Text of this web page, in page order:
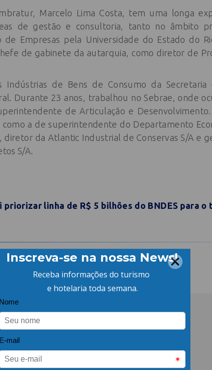
Marcelo Lima Costa, tem uma longa
de gestão e consultoria, tanto no âmbito
de Empresas pela Universidade do Estado do
de gabinete da autarquia, como diretor de
Indústrias de Bens de Consumo da Secretaria
Durante 23 anos, trabalhou no Sebrae, onde
de Articulação e Desenvolvimento.
a de superintendente do Departamento
diretor da Atlantic Industrial de Conservas S/A e
S/A.
priorizar linha de R$ 5 bilhões do BNDES para o